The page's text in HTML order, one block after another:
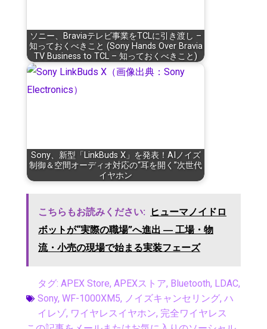
ソニー、Braviaテレビ事業をTCLに引き渡し –
知っておくべきこと (Sony Hands Over Bravia
TV Business to TCL – 知っておくべきこと)
Sony、新型「LinkBuds X」を発表！AIノイズ
制御＆空間オーディオ対応の“耳を開く”次世代
イヤホン
こちらもお読みください:
ヒューマノイドロ
ボットが“実際の職場”へ進出 ― 工場・物
流・小売の現場で始まる実装フェーズ
タグ: APEX Store, APEXストア, Bluetooth, LDAC,
Sony, WF-1000XM5, ノイズキャンセリング, ハ
イレゾ, ワイヤレスイヤホン, 完全ワイヤレス